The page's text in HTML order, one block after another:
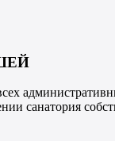
санатория